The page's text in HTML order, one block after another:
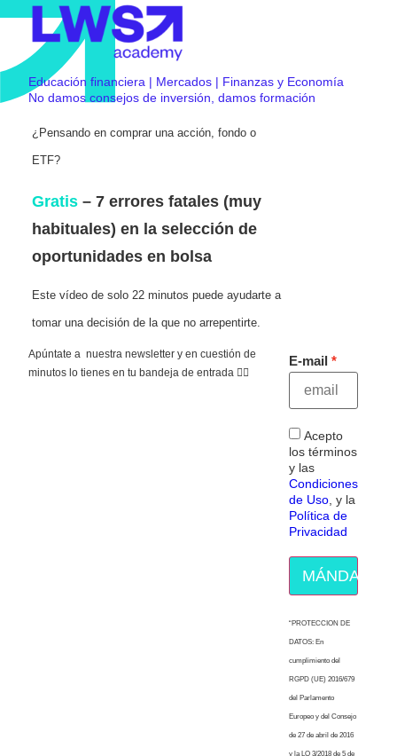
Educación financiera | Mercados | Finanzas y Economía
No damos consejos de inversión, damos formación
¿Pensando en comprar una acción, fondo o
ETF?
Gratis – 7 errores fatales (muy
habituales) en la selección de
oportunidades en bolsa
Este vídeo de solo 22 minutos puede ayudarte a
tomar una decisión de la que no arrepentirte.
Apúntate a nuestra newsletter y en cuestión de
minutos lo tienes en tu bandeja de entrada 👇🏻
E-mail
Acepto
los términos
y las
Condiciones
de Uso , y la
Política de
Privacidad
MÁNDAME
“PROTECCION DE
DATOS: En
cumplimiento del
RGPD (UE) 2016/679
del Parlamento
Europeo y del Consejo
de 27 de abril de 2016
y la LO 3/2018 de 5 de